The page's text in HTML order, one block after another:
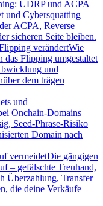
UDRP und ACPA
und Cybersquatting
ACPA, Reverse
sicheren Seite bleiben.
verändertWie
das Flipping umgestaltet
und
dem trägen
und
Onchain-Domains
Seed-Phrase-Risiko
Domain nach
vermeidetDie gängigen
– gefälschte Treuhand,
Überzahlung, Transfer
die deine Verkäufe